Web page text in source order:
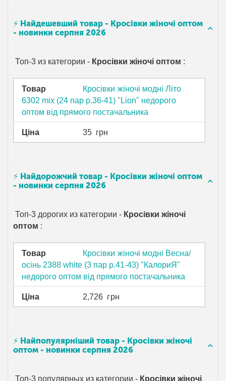
⚡ Найдешевший товар - Кросівки жіночі оптом
- новинки серпня 2026
Топ-3 из категории - Кросівки жіночі оптом :
Товар
Кросівки жіночі модні Літо
6302 mix (24 пар р.36-41) "Lion" недорого
оптом від прямого постачальника
Ціна 35 грн
⚡ Найдорожчий товар - Кросівки жіночі оптом
- новинки серпня 2026
Топ-3 дорогих из категории - Кросівки жіночі
оптом :
Товар
Кросівки жіночі модні Весна/
осінь 2388 white (3 пар р.41-43) "КалориЯ"
недорого оптом від прямого постачальника
Ціна 2,726 грн
⚡ Найпопулярніший товар - Кросівки жіночі
оптом - новинки серпня 2026
Топ-3 популярных из категории - Кросівки жіночі